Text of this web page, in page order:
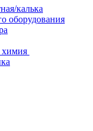
калька
оборудования
химия